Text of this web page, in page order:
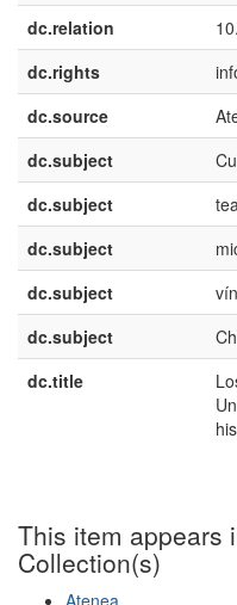
dc.relation
dc.rights
dc.source
dc.subject
dc.subject
dc.subject
dc.subject
dc.subject
dc.title
This item appears
Collection(s)
Atenea